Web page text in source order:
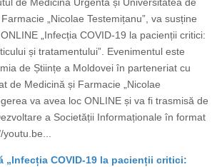
„Nicolae Testemițanu”, va susține
„Infecția COVID-19 la pacienții critici:
și tratamentului”. Evenimentul este
de Științe a Moldovei în parteneriat cu
de Medicină și Farmacie „Nicolae
va avea loc ONLINE și va fi trasmisă de
a Societății Informaționale în format
„Infecția COVID-19 la pacienții critici: